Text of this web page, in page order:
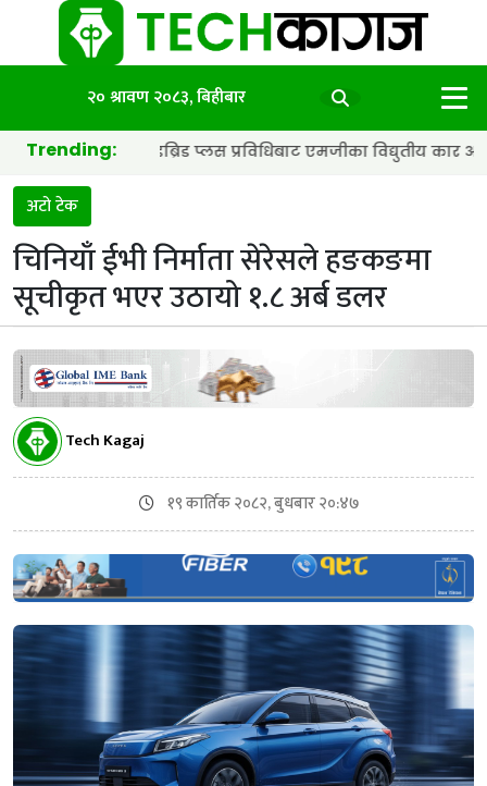
२० श्रावण २०८३, बिहीबार
Trending:
र हाइब्रिड प्लस प्रविधिबाट एमजीका विद्युतीय कार अझ छिटा र
अटो टेक
चिनियाँ ईभी निर्माता सेरेसले हङकङमा
सूचीकृत भएर उठायो १.८ अर्ब डलर
Tech Kagaj
१९ कार्तिक २०८२, बुधबार २०:४७